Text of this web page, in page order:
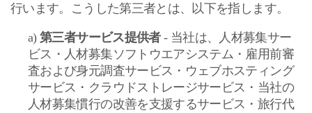
行います。
こうした第三者とは、以下を指します。
a)第三者サービス提供者- 当社は、人材募集サー
ビス・人材募集ソフトウエアシステム・雇用前審
査および身元調査サービス・ウェブホスティング
サービス・クラウドストレージサービス・当社の
人材募集慣行の改善を支援するサービス・旅行代